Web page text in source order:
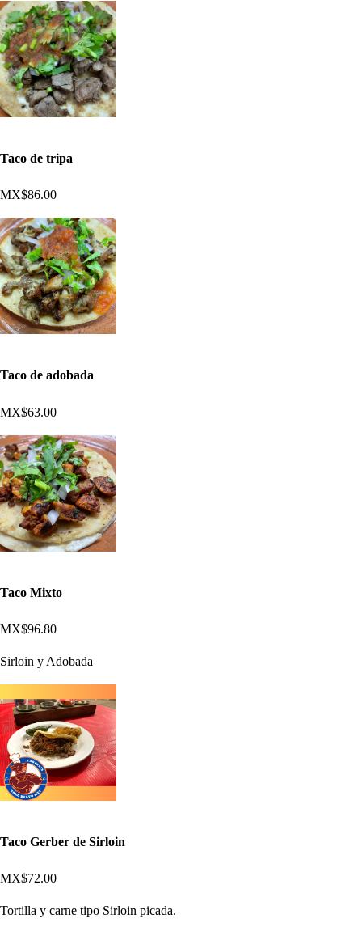
Taco de tripa
MX$86.00
Taco de adobada
MX$63.00
Taco Mixto
MX$96.80
Sirloin y Adobada
Taco Gerber de Sirloin
MX$72.00
Tortilla y carne tipo Sirloin picada.